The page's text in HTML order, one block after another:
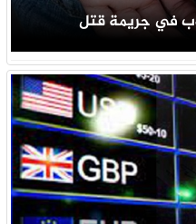
في جريمة قتل